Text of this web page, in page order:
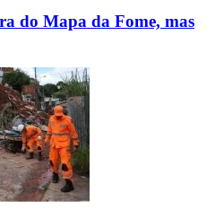
do Mapa da Fome, mas